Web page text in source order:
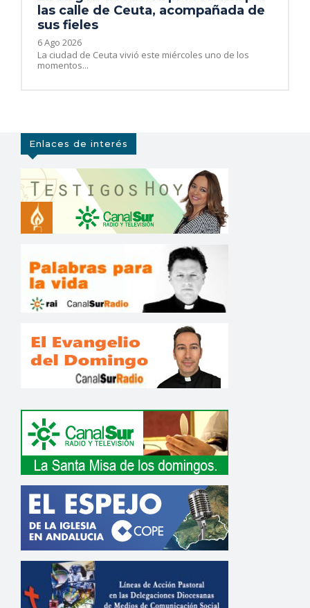
las calle de Ceuta, acompañada de
sus fieles
6 Ago 2026
La ciudad de Ceuta vivió este miércoles uno de los
momentos...
Enlaces de interés